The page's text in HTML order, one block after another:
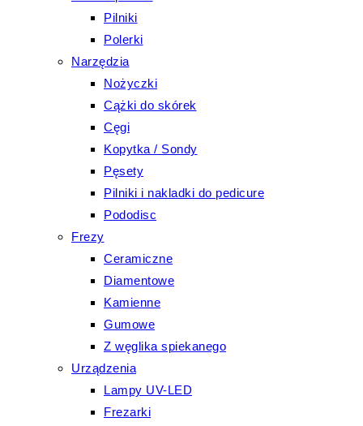
Pilniki
Polerki
Narzędzia
Nożyczki
Cążki do skórek
Cęgi
Kopytka / Sondy
Pęsety
Pilniki i nakladki do pedicure
Pododisc
Frezy
Ceramiczne
Diamentowe
Kamienne
Gumowe
Z węglika spiekanego
Urządzenia
Lampy UV-LED
Frezarki